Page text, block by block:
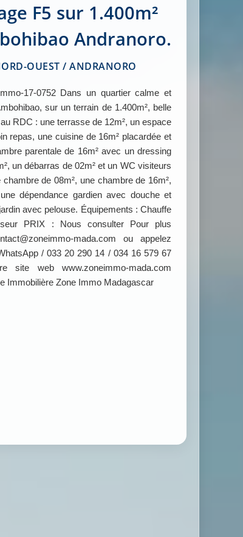
F5 sur 1.400m²
Andranoro.
OUEST / ANDRANORO
17-0752 Dans un quartier calme et
sur un terrain de 1.400m², belle
RDC : une terrasse de 12m², un espace
repas, une cuisine de 16m² placardée et
parentale de 16m² avec un dressing
un débarras de 02m² et un WC visiteurs
de 08m², une chambre de 16m²,
dépendance gardien avec douche et
avec pelouse. Équipements : Chauffe
PRIX : Nous consulter Pour plus
mada.com ou appelez
/ 033 20 290 14 / 034 16 579 67
site web www.zoneimmo-mada.com
Immobilière Zone Immo Madagascar